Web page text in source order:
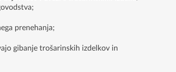
prenehanja;
gibanje trošarinskih izdelkov in